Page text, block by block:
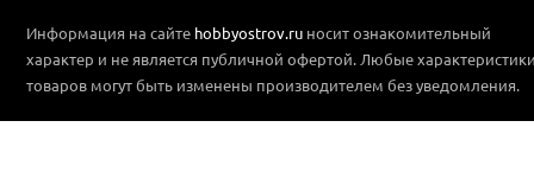
Информация на сайте hobbyostrov.ru носит ознакомительный
характер и не является публичной офертой. Любые
товаров могут быть изменены производителем без уведомления.